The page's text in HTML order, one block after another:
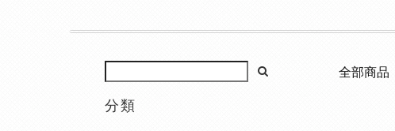
分類
全部商品